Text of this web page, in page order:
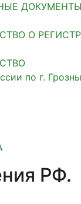
ДОКУМЕНТЫ
О
по г.
РФ.